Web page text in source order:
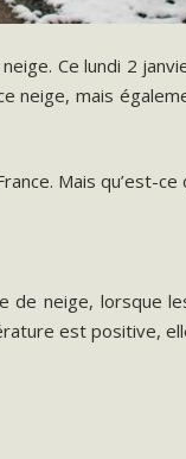
Ce lundi 2
neige, mais
Mais qu’est-ce
de neige, lorsque
est positive,